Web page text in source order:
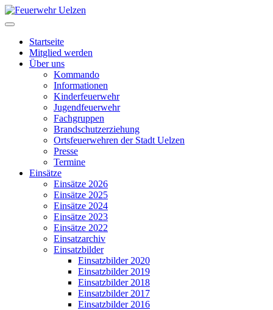
Startseite
Mitglied werden
Über uns
Kommando
Informationen
Kinderfeuerwehr
Jugendfeuerwehr
Fachgruppen
Brandschutzerziehung
Ortsfeuerwehren der Stadt Uelzen
Presse
Termine
Einsätze
Einsätze 2026
Einsätze 2025
Einsätze 2024
Einsätze 2023
Einsätze 2022
Einsatzarchiv
Einsatzbilder
Einsatzbilder 2020
Einsatzbilder 2019
Einsatzbilder 2018
Einsatzbilder 2017
Einsatzbilder 2016